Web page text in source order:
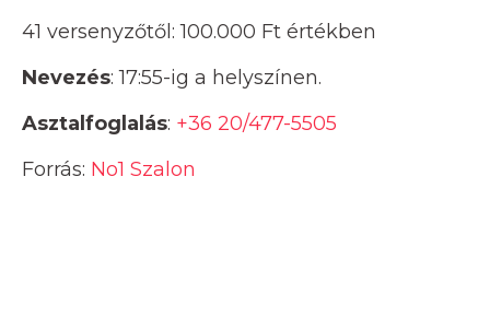
41 versenyzőtől: 100.000 Ft értékben
Nevezés: 17:55-ig a helyszínen.
Asztalfoglalás: +36 20/477-5505
Forrás: No1 Szalon